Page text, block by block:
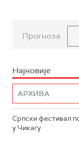
Прогноза
Најновије
Српски фестивал
у Чикагу